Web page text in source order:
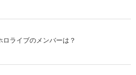
ライブのメンバーは？